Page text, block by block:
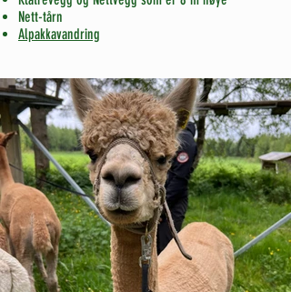
Nett-tårn
Alpakkavandring